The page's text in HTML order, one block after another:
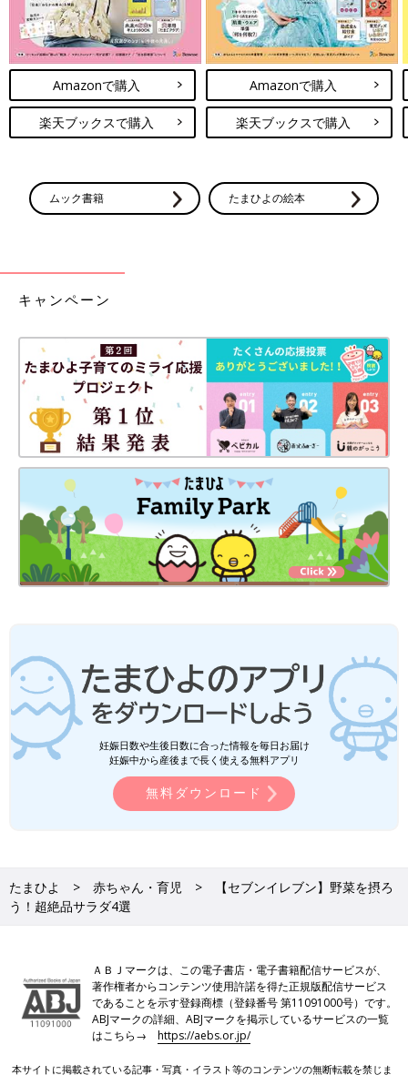
Amazonで購入
楽天ブックスで購入
Amazonで購入
楽天ブックスで購入
ムック書籍 たまひよの絵本
キャンペーン
妊娠日数や生後日数に合った情報を毎日お届け
妊娠中から産後まで長く使える無料アプリ
無料ダウンロード
たまひよ 赤ちゃん・育児
【セブンイレブン】野菜を摂ろ
う！超絶品サラダ4選
ＡＢＪマークは、この電子書店・電子書籍配信サービスが、
著作権者からコンテンツ使用許諾を得た正規版配信サービス
であることを示す登録商標（登録番号 第11091000号）です。
ABJマークの詳細、ABJマークを掲示しているサービスの一覧
はこちら→https://aebs.or.jp/
本サイトに掲載されている記事・写真・イラスト等のコンテンツの無断転載を禁じま